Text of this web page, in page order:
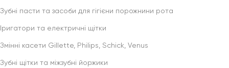
Зубні пасти та засоби для гігієни порожнини рота
Іригатори та електричні щітки
Змінні касети Gillette, Philips, Schick, Venus
Зубні щітки та міжзубні йоржики